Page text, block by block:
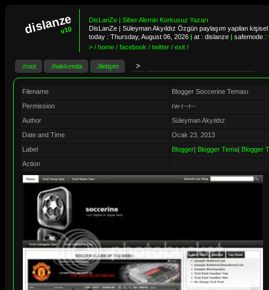
dislanze
v10
DisLanZe | Siber Alemin Korkusuz Yazarı
DisLanZe | Süleyman Akyıldız Özgün paylaşım yapilan
today : Thursday, August 06, 2026 at : dislanze safemode :
> / home / facebook / twitter / exit /
./root ./hakkımda ./iletişim
Filename
Blogger Soccerine Teması
Permission
rw-r--r--
Author
Süleyman Akyıldız
Date and Time
Ocak 23, 2013
Label
Blogger| Blogger Tema| Blogger
Action